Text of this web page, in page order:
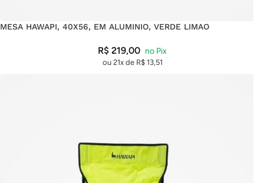
MESA HAWAPI, 40X56, EM ALUMINIO, VERDE LIMAO
R$219,00
ou 21x de R$13,51